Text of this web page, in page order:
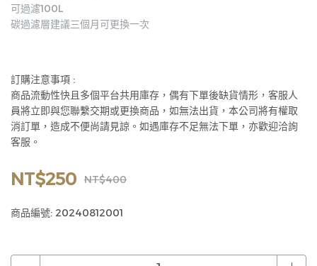
可過濾100L
碳過濾層建議三個月可更換一次
訂購注意事項 :
商品流動性快且多個平台共用庫存，偶有下單後缺貨情形，客服人
員將立即與您聯繫交期或更換商品，如無法出貨，本公司將有權取
消訂單，造成不便尚請見諒。如遇庫存不足無法下單，亦歡迎洽詢
客服。
NT$250 NT$400
商品編號: 20240812001